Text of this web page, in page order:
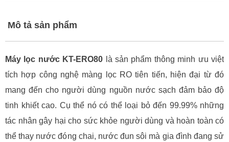
Mô tả sản phẩm
Máy lọc nước KT-ERO80 là sản phẩm thông minh ưu việt
tích hợp công nghệ màng lọc RO tiên tiến, hiện đại từ đó
mang đến cho người dùng nguồn nước sạch đảm bảo độ
tinh khiết cao. Cụ thể nó có thể loại bỏ đến 99.99% những
tác nhân gây hại cho sức khỏe người dùng và hoàn toàn có
thể thay nước đóng chai, nước đun sôi mà gia đình đang sử